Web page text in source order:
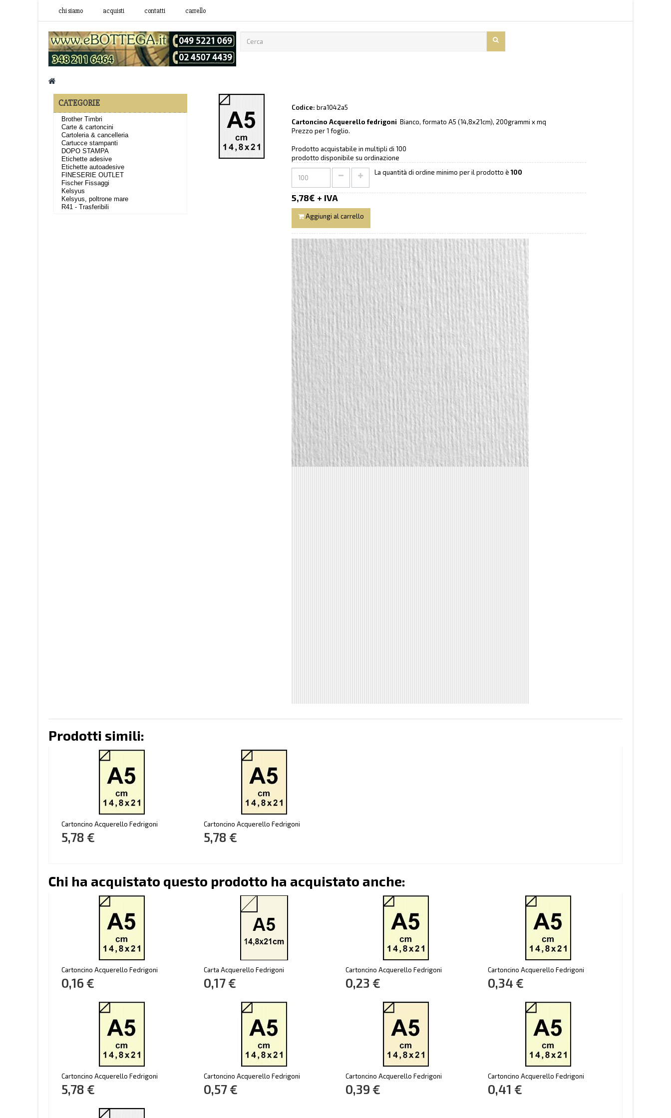
chi siamo acquisti contatti carrello
CATEGORIE
Brother Timbri
Carte & cartoncini
Cartoleria & cancelleria
Cartucce stampanti
DOPO STAMPA
Etichette adesive
Etichette autoadesive
FINESERIE OUTLET
Fischer Fissaggi
Kelsyus
Kelsyus, poltrone mare
R41 - Trasferibili
Codice: bra1042a5
Cartoncino Acquerello fedrigoni Bianco, formato A5 (14,8x21cm), 200grammi x mq
Prezzo per 1 foglio.
Prodotto acquistabile in multipli di 100
prodotto disponibile su ordinazione
La quantità di ordine minimo per il prodotto è100
5,78€ + IVA
Aggiungi al carrello
Prodotti simili:
Cartoncino Acquerello Fedrigoni
5,78 €
Cartoncino Acquerello Fedrigoni
5,78 €
Chi ha acquistato questo prodotto ha acquistato anche:
Cartoncino Acquerello Fedrigoni
0,16 €
Carta Acquerello Fedrigoni
0,17 €
Cartoncino Acquerello Fedrigoni
0,23 €
Cartoncino Acquerello Fedrigoni
0,34 €
Cartoncino Acquerello Fedrigoni
5,78 €
Cartoncino Acquerello Fedrigoni
0,57 €
Cartoncino Acquerello Fedrigoni
0,39 €
Cartoncino Acquerello Fedrigoni
0,41 €